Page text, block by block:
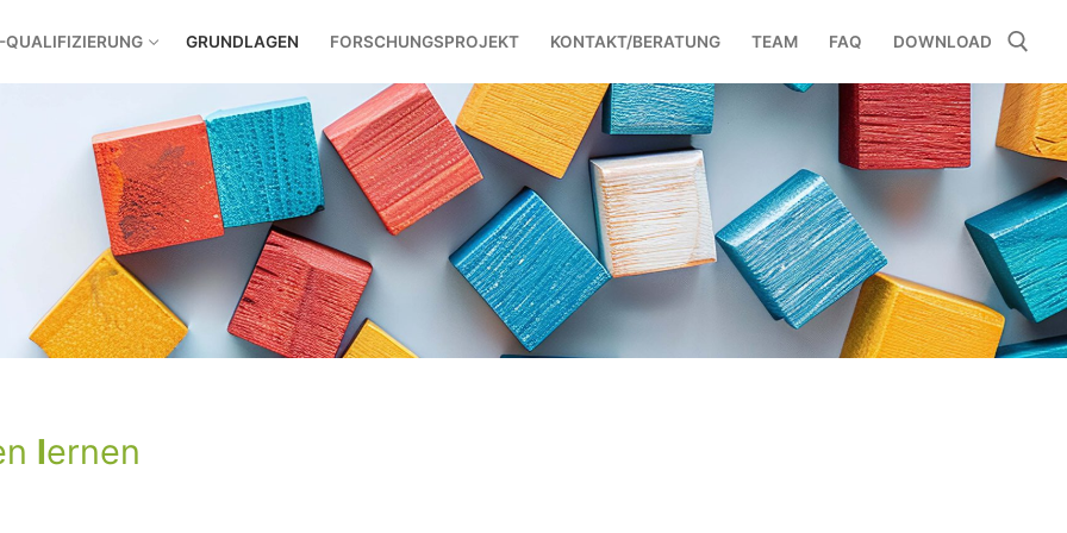
QUALIFIZIERUNG GRUNDLAGEN FORSCHUNGSPROJEKT KONTAKT/BERATUNG TEAM FAQ DOWNLOAD
lernen